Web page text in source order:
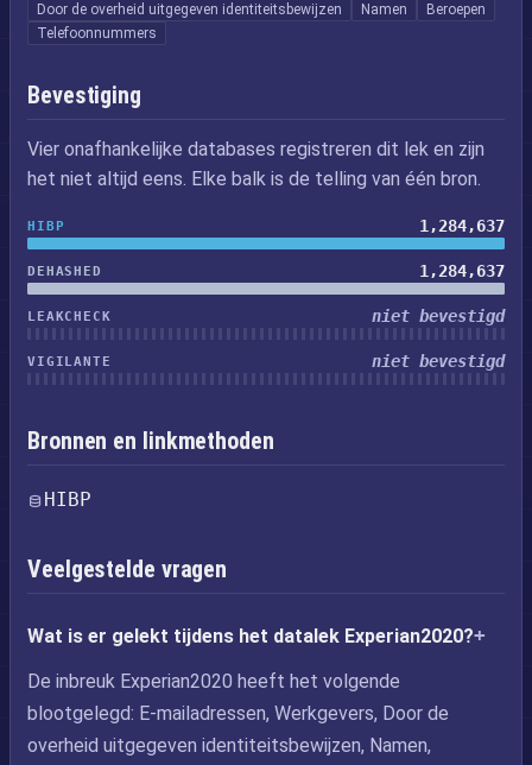
Door de overheid uitgegeven identiteitsbewijzen
Namen
Beroepen
Telefoonnummers
Bevestiging
Vier onafhankelijke databases registreren dit lek en zijn
het niet altijd eens. Elke balk is de telling van één bron.
HIBP 1,284,637
DEHASHED 1,284,637
LEAKCHECK niet bevestigd
VIGILANTE niet bevestigd
Bronnen en linkmethoden
HIBP
Veelgestelde vragen
Wat is er gelekt tijdens het datalek Experian2020?
De inbreuk Experian2020 heeft het volgende
blootgelegd: E-mailadressen, Werkgevers, Door de
overheid uitgegeven identiteitsbewijzen, Namen,